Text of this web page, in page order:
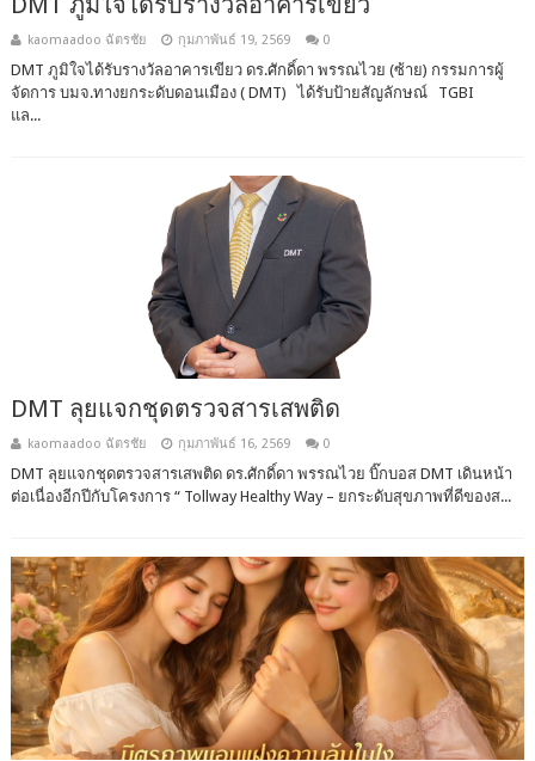
kaomaadoo ฉัตรชัย กุมภาพันธ์ 19, 2569 0
DMT ภูมิใจได้รับรางวัลอาคารเขียว ดร.ศักดิ์ดา พรรณไวย (ซ้าย) กรรมการผู้
จัดการ บมจ.ทางยกระดับดอนเมือง ( DMT) ได้รับป้ายสัญลักษณ์ TGBI
แล...
DMT ลุยแจกชุดตรวจสารเสพติด
kaomaadoo ฉัตรชัย กุมภาพันธ์ 16, 2569 0
DMT ลุยแจกชุดตรวจสารเสพติด ดร.ศักดิ์ดา พรรณไวย บิ๊กบอส DMT เดินหน้า
ต่อเนื่องอีกปีกับโครงการ “ Tollway Healthy Way – ยกระดับสุขภาพที่ดีของส...